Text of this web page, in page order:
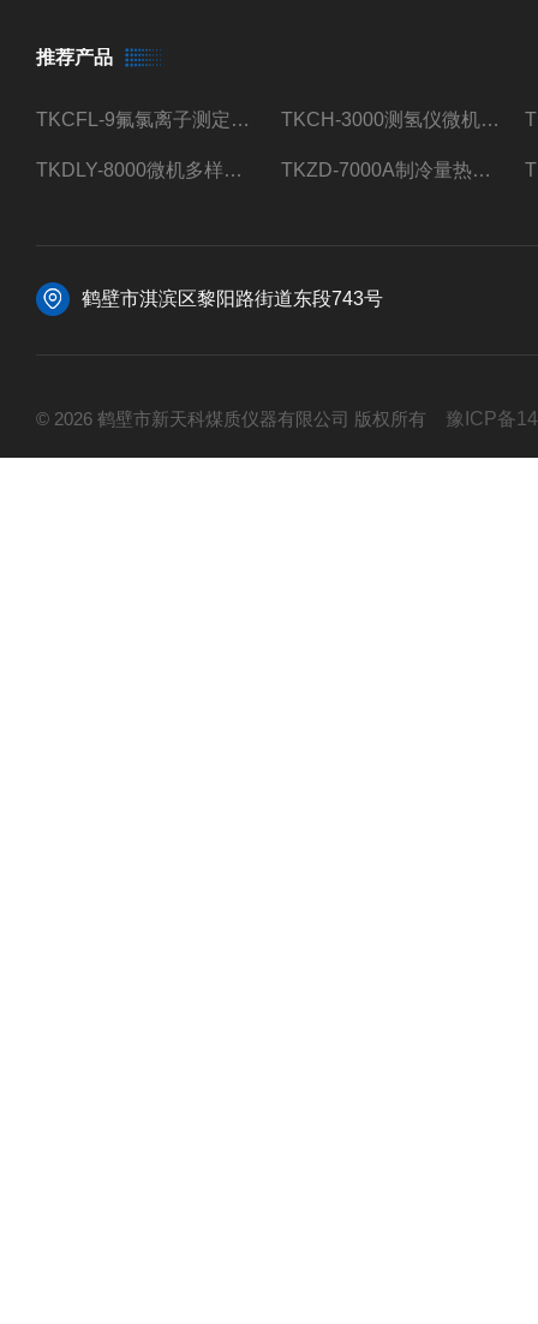
推荐产品
TKCFL-9氟氯离子测定仪自动煤质检测 TKCH-3000测氢仪微机氢元素测定煤质检测
TKDLY-8000微机多样测硫仪自动定硫仪化验室硫含量测定 TKZD-7000A制冷量热仪自动升降热值仪煤质检测
鹤壁市淇滨区黎阳路街道东段743号
© 2026 鹤壁市新天科煤质仪器有限公司 版权所有 豫ICP备